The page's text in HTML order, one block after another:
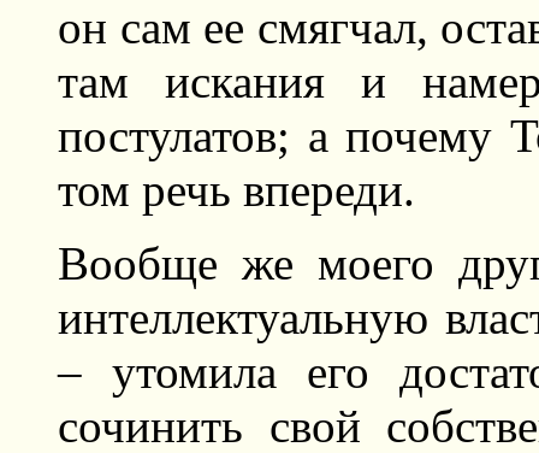
он сам ее смягчал,
там искания и
постулатов; а почему
том речь впереди.
Вообще же моего
интеллектуальную
– утомила его
сочинить свой